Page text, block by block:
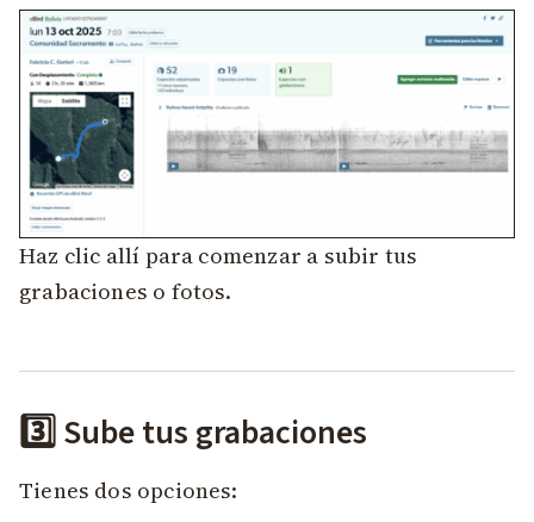
Haz clic allí para comenzar a subir tus
grabaciones o fotos.
3️⃣ Sube tus grabaciones
Tienes dos opciones: